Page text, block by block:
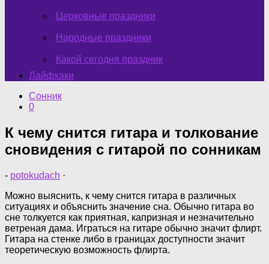
Церковные праздники
Народные праздники
Какой сегодня праздник
Лайфхаки
Сонник
0
К чему снится гитара и толкование
сновидения с гитарой по сонникам
- potokudach ·
Можно выяснить, к чему снится гитара в различных
ситуациях и объяснить значение сна. Обычно гитара во
сне толкуется как приятная, капризная и незначительно
ветреная дама. Играться на гитаре обычно значит флирт.
Гитара на стенке либо в границах доступности значит
теоретическую возможность флирта.